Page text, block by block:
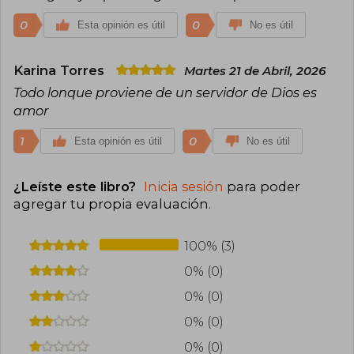
como una figura influyente dentro del ámbito
cristiano contemporáneo, destacándose por su
compromiso con la enseñanza de principios
diferentes países.
0 Esta opinión es útil 0 No es útil
Karina Torres Martes 21 de Abril, 2026
Todo lonque proviene de un servidor de Dios es
amor
1 Esta opinión es útil 0 No es útil
¿Leíste este libro? Inicia sesión para poder
agregar tu propia evaluación.
100% (3)
0% (0)
0% (0)
0% (0)
0% (0)